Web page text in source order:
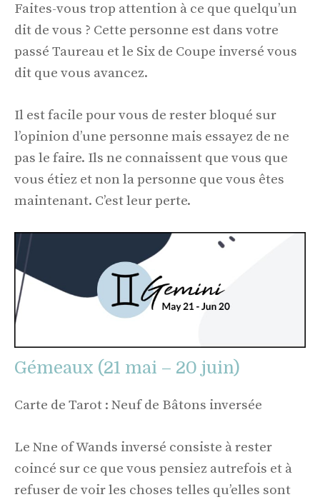
Faites-vous trop attention à ce que quelqu’un
dit de vous ? Cette personne est dans votre
passé Taureau et le Six de Coupe inversé vous
dit que vous avancez.
Il est facile pour vous de rester bloqué sur
l’opinion d’une personne mais essayez de ne
pas le faire. Ils ne connaissent que vous que
vous étiez et non la personne que vous êtes
maintenant. C’est leur perte.
Gémeaux (21 mai – 20 juin)
Carte de Tarot : Neuf de Bâtons inversée
Le Nne of Wands inversé consiste à rester
coincé sur ce que vous pensiez autrefois et à
refuser de voir les choses telles qu’elles sont